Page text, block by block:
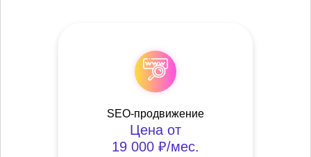
SEO-продвижение
Цена от
19 000 ₽/мес.